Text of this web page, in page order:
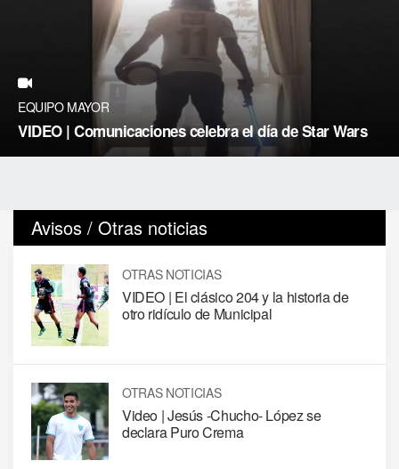
EQUIPO MAYOR
VIDEO | Comunicaciones celebra el día de Star Wars
Avisos / Otras noticias
OTRAS NOTICIAS
VIDEO | El clásico 204 y la historia de
otro ridículo de Municipal
OTRAS NOTICIAS
Video | Jesús -Chucho- López se
declara Puro Crema